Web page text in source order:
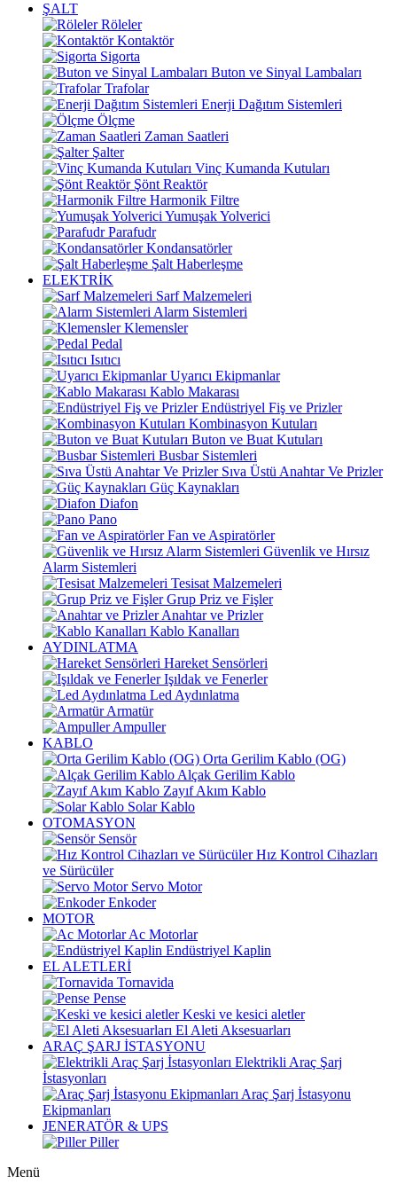
ŞALT
Röleler
Kontaktör
Sigorta
Buton ve Sinyal Lambaları
Trafolar
Enerji Dağıtım Sistemleri
Ölçme
Zaman Saatleri
Şalter
Vinç Kumanda Kutuları
Şönt Reaktör
Harmonik Filtre
Yumuşak Yolverici
Parafudr
Kondansatörler
Şalt Haberleşme
ELEKTRİK
Sarf Malzemeleri
Alarm Sistemleri
Klemensler
Pedal
Isıtıcı
Uyarıcı Ekipmanlar
Kablo Makarası
Endüstriyel Fiş ve Prizler
Kombinasyon Kutuları
Buton ve Buat Kutuları
Busbar Sistemleri
Sıva Üstü Anahtar Ve Prizler
Güç Kaynakları
Diafon
Pano
Fan ve Aspiratörler
Güvenlik ve Hırsız
Alarm Sistemleri
Tesisat Malzemeleri
Grup Priz ve Fişler
Anahtar ve Prizler
Kablo Kanalları
AYDINLATMA
Hareket Sensörleri
Işıldak ve Fenerler
Led Aydınlatma
Armatür
Ampuller
KABLO
Orta Gerilim Kablo (OG)
Alçak Gerilim Kablo
Zayıf Akım Kablo
Solar Kablo
OTOMASYON
Sensör
Hız Kontrol Cihazları
ve Sürücüler
Servo Motor
Enkoder
MOTOR
Ac Motorlar
Endüstriyel Kaplin
EL ALETLERİ
Tornavida
Pense
Keski ve kesici aletler
El Aleti Aksesuarları
ARAÇ ŞARJ İSTASYONU
Elektrikli Araç Şarj
İstasyonları
Araç Şarj İstasyonu
Ekipmanları
JENERATÖR & UPS
Piller
Menü